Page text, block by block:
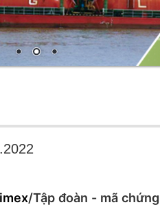
/Tập đoàn - mã chứng